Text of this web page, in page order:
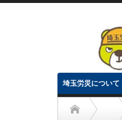
埼玉労災について